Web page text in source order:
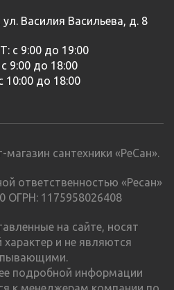
ул. Василия Васильева, д. 8
с 9:00 до 19:00
9:00 до 18:00
10:00 до 18:00
сантехники «РеСан».
ответственностью «Ресан»
ОГРН: 1175958026408
на сайте, носят
и не являются
подробной информации